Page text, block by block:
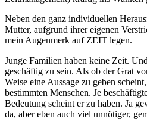
Neben den ganz individuellen
Mutter, aufgrund ihrer eigenen
mein Augenmerk auf ZEIT legen.
Junge Familien haben keine Zeit.
geschäftig zu sein. Als ob der Grat
Weise eine Aussage zu geben
bestimmten Menschen. Je
Bedeutung scheint er zu haben. Ja
da, aber eben auch viel unnötiger,